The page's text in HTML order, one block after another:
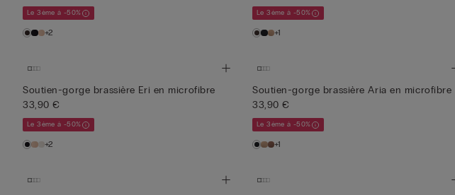
Le 3ème à -50%
+2
Le 3ème à -50%
+1
Soutien-gorge brassière Eri en microfibre
33,90 €
Le 3ème à -50%
+2
Soutien-gorge brassière Aria en microfibre
33,90 €
Le 3ème à -50%
+1